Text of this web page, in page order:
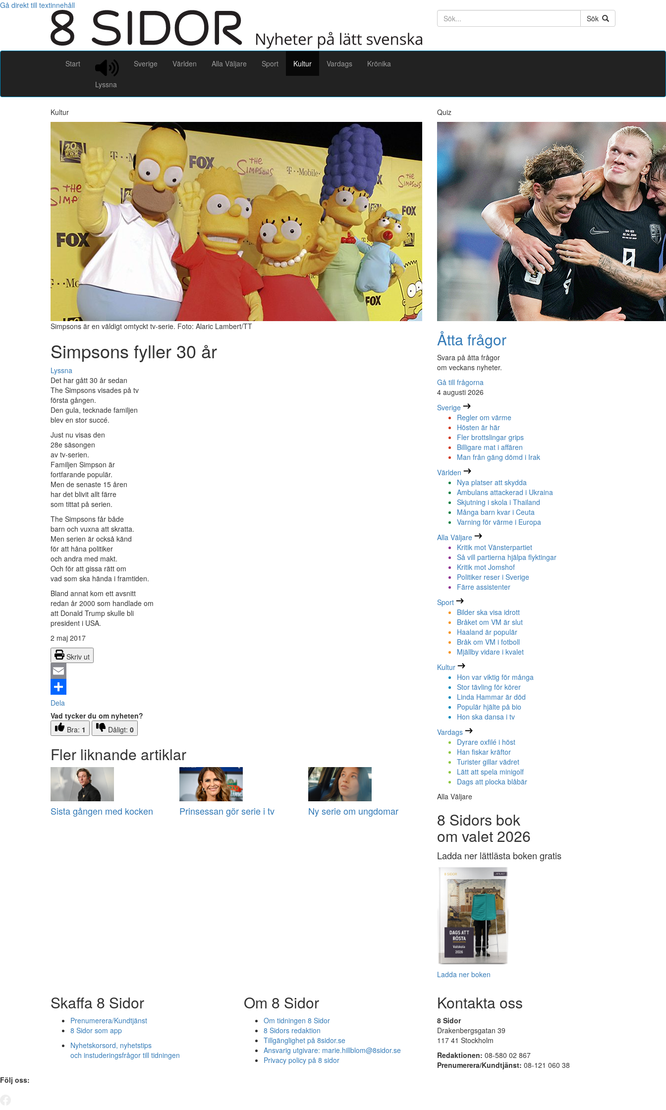
Gå direkt till textinnehåll
Söktext
Sök
Start
Lyssna
Sverige Världen Alla Väljare Sport Kultur Vardags Krönika
Kultur
Simpsons är en väldigt omtyckt tv-serie. Foto: Alaric Lambert/TT
Simpsons fyller 30 år
Lyssna
Det har gått 30 år sedan
The Simpsons visades på tv
första gången.
Den gula, tecknade familjen
blev en stor succé.
Just nu visas den
28e säsongen
av tv-serien.
Familjen Simpson är
fortfarande populär.
Men de senaste 15 åren
har det blivit allt färre
som tittat på serien.
The Simpsons får både
barn och vuxna att skratta.
Men serien är också känd
för att håna politiker
och andra med makt.
Och för att gissa rätt om
vad som ska hända i framtiden.
Bland annat kom ett avsnitt
redan år 2000 som handlade om
att Donald Trump skulle bli
president i USA.
2 maj 2017
Skriv ut
Email
Dela
Vad tycker du om nyheten?
Bra: 1 Dåligt: 0
Fler liknande artiklar
Sista gången med kocken Prinsessan gör serie i tv Ny serie om ungdomar
Quiz
Åtta frågor
Svara på åtta frågor
om veckans nyheter.
Gå till frågorna
4 augusti 2026
Sverige
Regler om värme
Hösten är här
Fler brottslingar grips
Billigare mat i affären
Man från gäng dömd i Irak
Världen
Nya platser att skydda
Ambulans attackerad i Ukraina
Skjutning i skola i Thailand
Många barn kvar i Ceuta
Varning för värme i Europa
Alla Väljare
Kritik mot Vänsterpartiet
Så vill partierna hjälpa flyktingar
Kritik mot Jomshof
Politiker reser i Sverige
Färre assistenter
Sport
Bilder ska visa idrott
Bråket om VM är slut
Haaland är populär
Bråk om VM i fotboll
Mjällby vidare i kvalet
Kultur
Hon var viktig för många
Stor tävling för körer
Linda Hammar är död
Populär hjälte på bio
Hon ska dansa i tv
Vardags
Dyrare oxfilé i höst
Han fiskar kräftor
Turister gillar vädret
Lätt att spela minigolf
Dags att plocka blåbär
Alla Väljare
8 Sidors bok
om valet 2026
Ladda ner lättlästa boken gratis
Ladda ner boken
Skaffa 8 Sidor
Prenumerera/Kundtjänst
8 Sidor som app
Nyhetskorsord, nyhetstips
och instuderingsfrågor till tidningen
Om 8 Sidor
Om tidningen 8 Sidor
8 Sidors redaktion
Tillgänglighet på 8sidor.se
Ansvarig utgivare: marie.hillblom@8sidor.se
Privacy policy på 8 sidor
Kontakta oss
8 Sidor
Drakenbergsgatan 39
117 41 Stockholm
Redaktionen: 08-580 02 867
Prenumerera/Kundtjänst: 08-121 060 38
Följ oss: